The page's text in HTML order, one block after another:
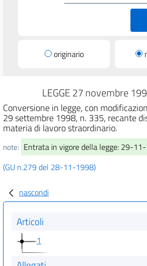
originario
LEGGE 27 novembre
Conversione in legge, con
29 settembre 1998, n. 335, recante
materia di lavoro straordinario.
note: Entrata in vigore della legge: 29-
(GU n.279 del 28-11-1998)
nascondi
Articoli
1